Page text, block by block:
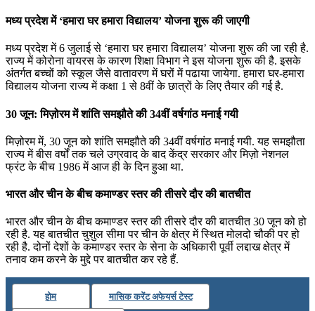
मध्‍य प्रदेश में ‘हमारा घर हमारा विद्यालय’ योजना शुरू की जाएगी
मध्‍य प्रदेश में 6 जुलाई से ‘हमारा घर हमारा विद्यालय’ योजना शुरू की जा रही है.
राज्‍य में कोरोना वायरस के कारण शिक्षा विभाग ने इस योजना शुरू की है. इसके
अंतर्गत बच्‍चों को स्‍कूल जैसे वातावरण में घरों में पढाया जायेगा. हमारा घर-हमारा
विद्यालय योजना राज्य में कक्षा 1 से 8वीं के छात्रों के लिए तैयार की गई है.
30 जून: मिज़ोरम में शांति समझौते की 34वीं वर्षगांठ मनाई गयी
मिज़ोरम में, 30 जून को शांति समझौते की 34वीं वर्षगांठ मनाई गयी. यह समझौता
राज्‍य में बीस वर्षों तक चले उग्रवाद के बाद केंद्र सरकार और मिज़ो नेशनल
फ्रंट के बीच 1986 में आज ही के दिन हुआ था.
भारत और चीन के बीच कमाण्‍डर स्‍‍तर की तीसरे दौर की बातचीत
भारत और चीन के बीच कमाण्‍डर स्‍‍तर की तीसरे दौर की बातचीत 30 जून को हो
रही है. यह बातचीत चुशुल सीमा पर चीन के क्षेत्र में स्थित मोलदो चौकी पर हो
रही है. दोनों देशों के कमाण्‍डर स्‍तर के सेना के अधिकारी पूर्वी लद्दाख क्षेत्र में
तनाव कम करने के मुद्दे पर बातचीत कर रहे हैं.
होम मासिक करेंट अफेयर्स टेस्ट